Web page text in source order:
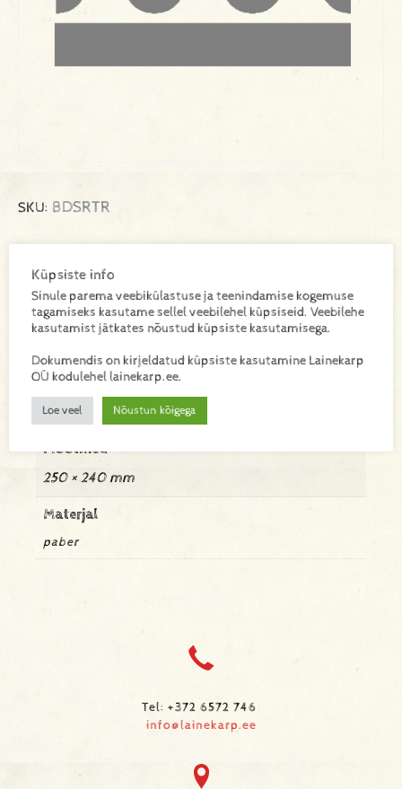
SKU: BDSRTR
Lisa toode päringukorvi
Lisainfo
Kaal
0,372 kg
Mõõtmed
250 × 240 mm
Materjal
paber
Küpsiste info
Sinule parema veebikülastuse ja teenindamise kogemuse
tagamiseks kasutame sellel veebilehel küpsiseid. Veebilehe
kasutamist jätkates nõustud küpsiste kasutamisega.
Dokumendis on kirjeldatud küpsiste kasutamine Lainekarp
OÜ kodulehel lainekarp.ee.
Loe veel Nõustun kõigega
Tel: +372 6572 746
info@lainekarp.ee